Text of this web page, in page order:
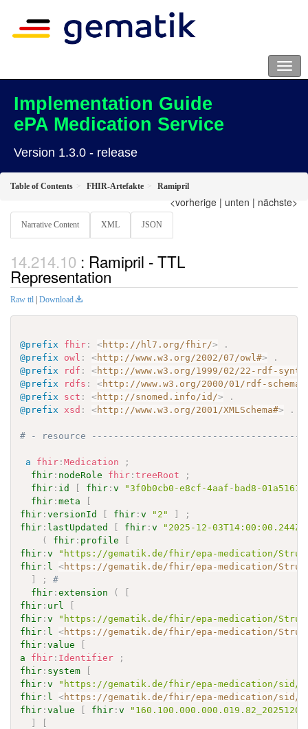
Implementation Guide
ePA Medication Service
Version 1.3.0 - release
Table of Contents FHIR-Artefakte Ramipril
<vorherige | unten | nächste>
Narrative Content XML JSON
: Ramipril - TTL
Representation
Raw ttl | Download
@prefix fhir : <http://hl7.org/fhir/>
.
@prefix
owl : <http://www.w3.org/2002/07/owl#>
.
@prefix
rdf : <http://www.w3.org/1999/02/22-rdf-
@prefix
rdfs : <http://www.w3.org/2000/01/rdf-schema#
@prefix
sct : <http://snomed.info/id/>
.
@prefix
xsd : <http://www.w3.org/2001/XMLSchema#> .
# - resource
a fhir :Medication
;
fhir : nodeRole fhir :treeRoot
;
fhir : id fhir :v
"3f0b0cb0-e8cf-4aaf-bad8-
fhir :meta
fhir :versionId fhir :v "2"
;
fhir : lastUpdated fhir :v "2025-12-03T14:00:00.244Z"
(
fhir : profile
fhir :v
"https://gematik.de/fhir/epa-medication/
fhir : l <https://gematik.de/fhir/epa-medication/
;
#
fhir :extension (
fhir : url
fhir :v
"https://gematik.de/fhir/epa-medication/
fhir : l <https://gematik.de/fhir/epa-medication/
fhir :value
a
fhir : Identifier
;
fhir : system
fhir :v
"https://gematik.de/fhir/epa-medication/
fhir : l <https://gematik.de/fhir/epa-medication/
fhir :value fhir :v